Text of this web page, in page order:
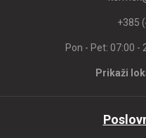
+385
Pon - Pet: 07:00 -
Prikaži